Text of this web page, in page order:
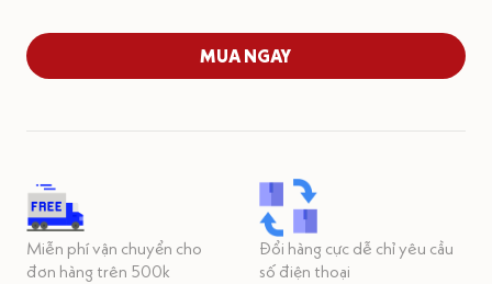
MUA NGAY
Miễn phí vận chuyển cho
đơn hàng trên 500k
Đổi hàng cực dễ chỉ yêu cầu
số điện thoại